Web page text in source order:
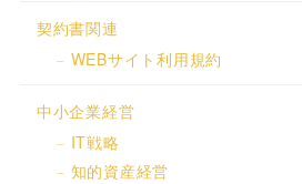
契約書関連
WEBサイト利用規約
中小企業経営
IT戦略
知的資産経営